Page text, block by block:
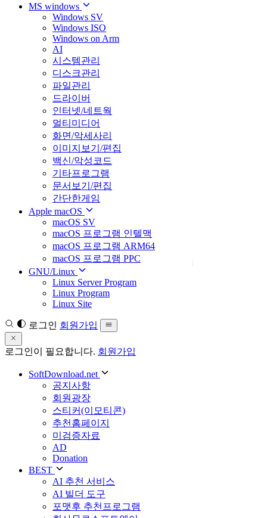
MS windows
Windows SV
Windows ISO
Windows on Arm
AI
시스템관리
디스크관리
파일관리
드라이버
인터넷/네트웍
멀티미디어
화면/악세사리
이미지보기/편집
백신/악성코드
기타프로그램
문서보기/편집
간단한게임
Apple macOS
macOS SV
macOS 프로그램 인텔맥
macOS 프로그램 ARM64
macOS 프로그램 PPC
GNU/Linux
Linux Server Program
Linux Program
Linux Site
로그인 회원가입
로그인이 필요합니다. 회원가입
SoftDownload.net
공지사항
회원광장
스티커(이모티콘)
추천홈페이지
미검증자료
AD
Donation
BEST
AI 추천 서비스
AI 빌더 도구
포맷후 추천프로그램